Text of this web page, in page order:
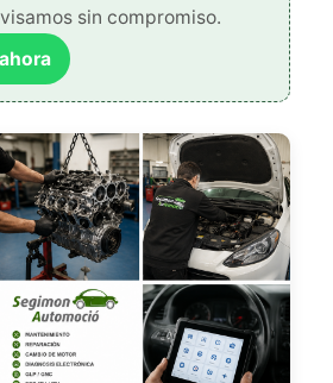
sin compromiso.